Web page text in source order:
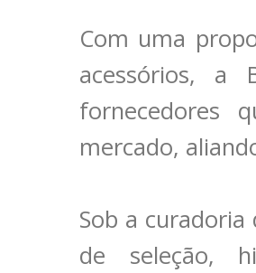
Com uma
acessórios, a
fornecedores
mercado,
Sob a curadoria
de seleção,